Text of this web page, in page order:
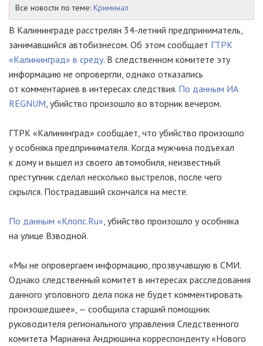
Все новости по теме: Криминал
В Калининграде расстрелян 34-летний предприниматель,
занимавшийся автобизнесом. Об этом сообщает ГТРК
«Калининград» в среду. В следственном комитете эту
информацию не опровергли, однако отказались
от комментариев в интересах следствия. По данным ИА
REGNUM , убийство произошло во вторник вечером.
ГТРК «Калининград» сообщает, что убийство произошло
у особняка предпринимателя. Когда мужчина подъехал
к дому и вышел из своего автомобиля, неизвестный
преступник сделал несколько выстрелов, после чего
скрылся. Пострадавший скончался на месте.
По данным «Клопс.Ru» , убийство произошло у особняка
на улице Взводной.
«Мы не опровергаем информацию, прозвучавшую в СМИ.
Однако следственный комитет в интересах расследования
данного уголовного дела пока не будет комментировать
произошедшее», — сообщила старший помощник
руководителя регионального управления Следственного
комитета Марианна Андрюшина корреспонденту «Нового